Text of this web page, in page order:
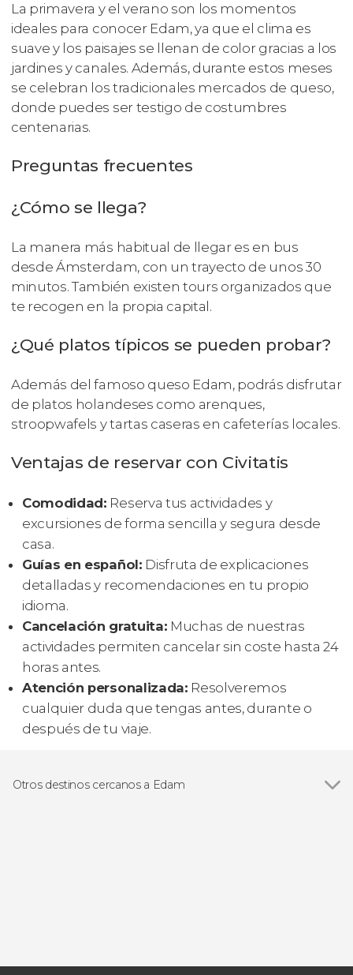
La primavera y el verano son los momentos
ideales para conocer Edam, ya que el clima es
suave y los paisajes se llenan de color gracias a los
jardines y canales. Además, durante estos meses
se celebran los tradicionales mercados de queso,
donde puedes ser testigo de costumbres
centenarias.
Preguntas frecuentes
¿Cómo se llega?
La manera más habitual de llegar es en bus
desde Ámsterdam, con un trayecto de unos 30
minutos. También existen tours organizados que
te recogen en la propia capital.
¿Qué platos típicos se pueden probar?
Además del famoso queso Edam, podrás disfrutar
de platos holandeses como arenques,
stroopwafels y tartas caseras en cafeterías locales.
Ventajas de reservar con Civitatis
Comodidad: Reserva tus actividades y
excursiones de forma sencilla y segura desde
casa.
Guías en español: Disfruta de explicaciones
detalladas y recomendaciones en tu propio
idioma.
Cancelación gratuita: Muchas de nuestras
actividades permiten cancelar sin coste hasta 24
horas antes.
Atención personalizada: Resolveremos
cualquier duda que tengas antes, durante o
después de tu viaje.
Otros destinos cercanos a Edam